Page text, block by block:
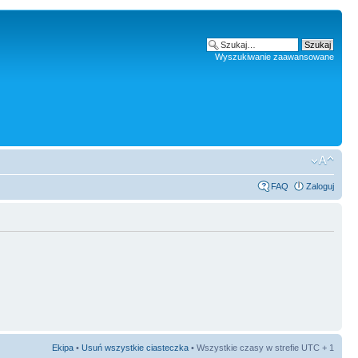
Wyszukiwanie zaawansowane
FAQ Zaloguj
Ekipa • Usuń wszystkie ciasteczka • Wszystkie czasy w strefie UTC + 1